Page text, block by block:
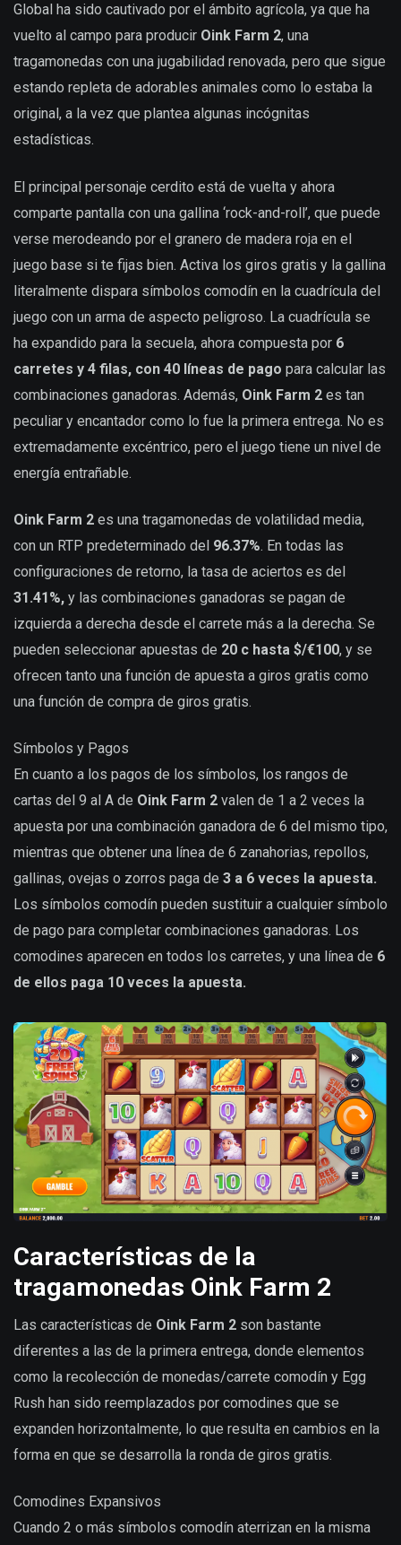
Global ha sido cautivado por el ámbito agrícola, ya que ha
vuelto al campo para producir Oink Farm 2, una
tragamonedas con una jugabilidad renovada, pero que sigue
estando repleta de adorables animales como lo estaba la
original, a la vez que plantea algunas incógnitas
estadísticas.
El principal personaje cerdito está de vuelta y ahora
comparte pantalla con una gallina ‘rock-and-roll’, que puede
verse merodeando por el granero de madera roja en el
juego base si te fijas bien. Activa los giros gratis y la gallina
literalmente dispara símbolos comodín en la cuadrícula del
juego con un arma de aspecto peligroso. La cuadrícula se
ha expandido para la secuela, ahora compuesta por 6
carretes y 4 filas, con 40 líneas de pago para calcular las
combinaciones ganadoras. Además, Oink Farm 2 es tan
peculiar y encantador como lo fue la primera entrega. No es
extremadamente excéntrico, pero el juego tiene un nivel de
energía entrañable.
Oink Farm 2 es una tragamonedas de volatilidad media,
con un RTP predeterminado del 96.37%. En todas las
configuraciones de retorno, la tasa de aciertos es del
31.41%, y las combinaciones ganadoras se pagan de
izquierda a derecha desde el carrete más a la derecha. Se
pueden seleccionar apuestas de 20 c hasta $/€100, y se
ofrecen tanto una función de apuesta a giros gratis como
una función de compra de giros gratis.
Símbolos y Pagos
En cuanto a los pagos de los símbolos, los rangos de
cartas del 9 al A de Oink Farm 2 valen de 1 a 2 veces la
apuesta por una combinación ganadora de 6 del mismo tipo,
mientras que obtener una línea de 6 zanahorias, repollos,
gallinas, ovejas o zorros paga de 3 a 6 veces la apuesta.
Los símbolos comodín pueden sustituir a cualquier símbolo
de pago para completar combinaciones ganadoras. Los
comodines aparecen en todos los carretes, y una línea de 6
de ellos paga 10 veces la apuesta.
Características de la
tragamonedas Oink Farm 2
Las características de Oink Farm 2 son bastante
diferentes a las de la primera entrega, donde elementos
como la recolección de monedas/carrete comodín y Egg
Rush han sido reemplazados por comodines que se
expanden horizontalmente, lo que resulta en cambios en la
forma en que se desarrolla la ronda de giros gratis.
Comodines Expansivos
Cuando 2 o más símbolos comodín aterrizan en la misma